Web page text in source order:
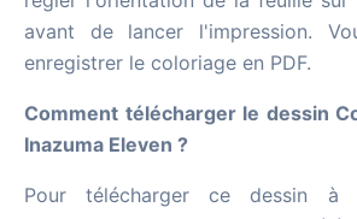
avant de lancer l'impression.
enregistrer le coloriage en PDF.
Comment télécharger le dessin
Inazuma Eleven ?
Pour télécharger ce dessin